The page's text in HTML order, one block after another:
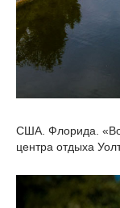
США. Флорида.
центра отдыха